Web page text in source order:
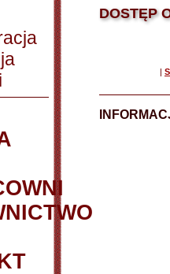
DOSTĘP
|